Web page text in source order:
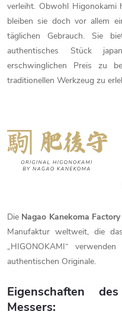
verleiht. Obwohl Higonokami
bleiben sie doch vor allem
täglichen Gebrauch. Sie
authentisches Stück
erschwinglichen Preis zu
traditionellen Werkzeug zu
Die Nagao Kanekoma
Manufaktur weltweit, die
„HIGONOKAMI“
authentischen Originale.
Eigenschaften
Messers: